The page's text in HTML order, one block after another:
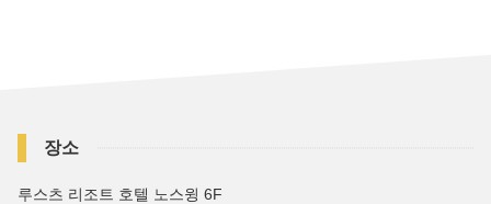
장소
루스츠 리조트 호텔 노스윙 6F